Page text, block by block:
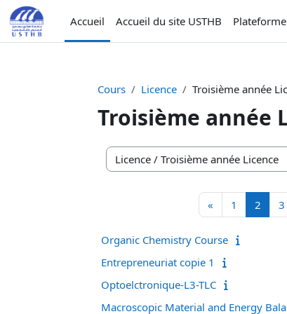
Passer au contenu principal
Accueil
Accueil du site USTHB
Cours Licence Troisième année
Troisième année
Catégories de cours
«Page précédente
1 Page 1
2Page 2
3
Organic Chemistry Course
Entrepreneuriat copie 1
Optoelctronique-L3-TLC
Macroscopic Material and Energy